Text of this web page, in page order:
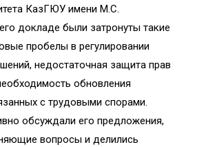
КазГЮУ имени М.С.
докладе были затронуты такие
пробелы в регулировании
недостаточная защита прав
обновления
с трудовыми спорами.
обсуждали его предложения,
вопросы и делились